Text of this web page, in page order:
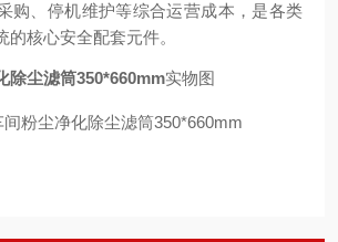
购、停机维护等综合运营成本，是各类
的核心安全配套元件。
除尘滤筒350*660mm实物图